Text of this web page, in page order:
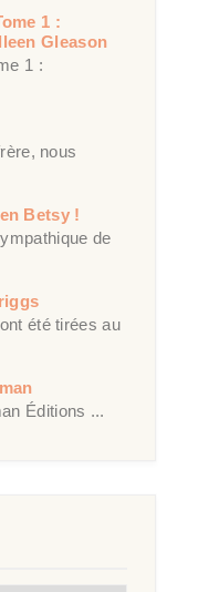
1 :
Gleason
1 :
nous
Betsy !
de
été tirées au
Éditions ...